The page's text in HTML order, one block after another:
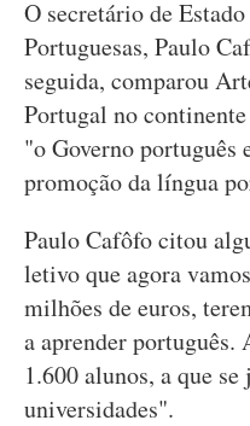
O secretário de
Portuguesas, Paulo
seguida, comparou
Portugal no
"o Governo português
promoção da língua
Paulo Cafôfo citou
letivo que agora
milhões de euros,
a aprender português.
1.600 alunos, a que
universidades".